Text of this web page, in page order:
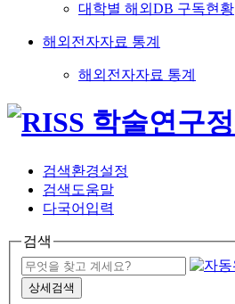
대학별 해외DB 구독현황
해외전자자료 통계
해외전자자료 통계
검색환경설정
검색도움말
다국어입력
검색
상세검색